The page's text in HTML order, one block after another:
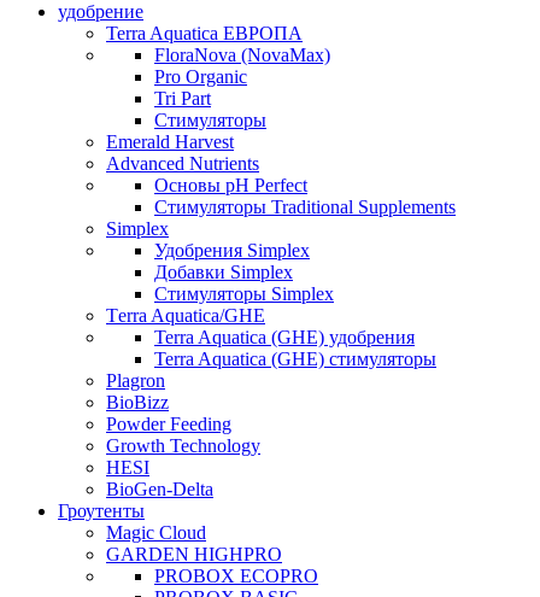
удобрение
Terra Aquatica ЕВРОПА
FloraNova (NovaMax)
Pro Organic
Tri Part
Стимуляторы
Emerald Harvest
Advanced Nutrients
Основы pH Perfect
Стимуляторы Traditional Supplements
Simplex
Удобрения Simplex
Добавки Simplex
Стимуляторы Simplex
Тerra Aquatica/GHE
Terra Aquatica (GHE) удобрения
Terra Aquatica (GHE) стимуляторы
Plagron
BioBizz
Powder Feeding
Growth Technology
HESI
BioGen-Delta
Гроутенты
Magic Cloud
GARDEN HIGHPRO
PROBOX ECOPRO